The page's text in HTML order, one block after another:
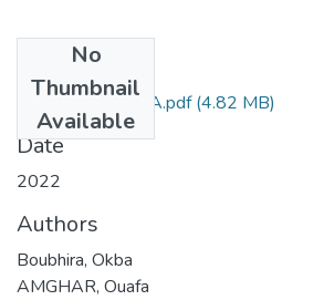
No
Thumbnail
Available
AMGHAR OUAFA.pdf(4.82 MB)
Date
2022
Authors
Boubhira, Okba
AMGHAR, Ouafa